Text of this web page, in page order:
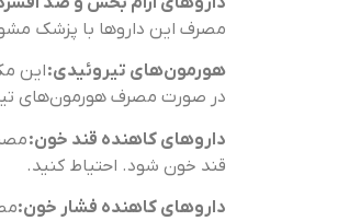
مصرف این داروها با پزشک
هورمون‌های تیروئیدی:این
در صورت مصرف هورمون‌های
داروهای کاهنده قند خون:
قند خون شود. احتیاط کنید.
داروهای کاهنده فشار خون: